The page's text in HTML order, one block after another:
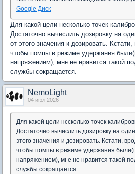
Google Диск
Для какой цели несколько точек
Достаточно вычислить дозировку на
от этого значения и дозировать.
чтобы помпы в режиме удержания
напряжением), мне не нравится такой
службы сокращается.
NemoLight
04 июл 2026
Для какой цели несколько точек
Достаточно вычислить дозировку на
этого значения и дозировать. Кстати,
чтобы помпы в режиме удержания
напряжением), мне не нравится такой
службы сокращается.